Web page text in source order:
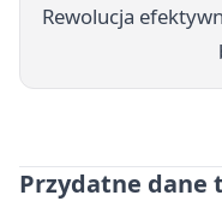
Rewolucja
Przydatne dane